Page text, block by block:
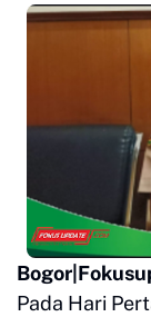
Pada Hari